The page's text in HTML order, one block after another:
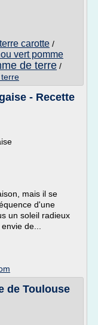
carotte /
vert pomme
de terre /
- Recette
mais il se
d'une
un soleil radieux
de...
de Toulouse